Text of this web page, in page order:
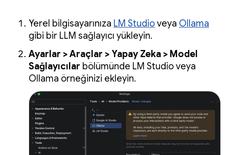
Yerel bilgisayarınıza LM Studioveya Ollama
gibi bir LLM sağlayıcı yükleyin.
Ayarlar > Araçlar > Yapay Zeka > Model
Sağlayıcılar bölümünde LM Studio veya
Ollama örneğinizi ekleyin.